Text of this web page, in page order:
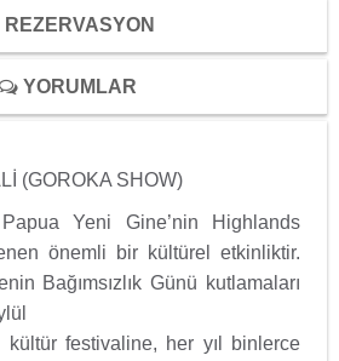
REZERVASYON
YORUMLAR
(GOROKA SHOW)
Yeni Gine’nin Highlands
önemli bir kültürel etkinliktir.
Bağımsızlık Günü kutlamaları
kültür festivaline, her yıl binlerce